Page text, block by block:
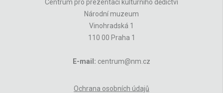
Centrum pro prezentaci kulturního dědictví
Národní muzeum
Vinohradská 1
110 00 Praha 1
E-mail: centrum@nm.cz
Ochrana osobních údajů